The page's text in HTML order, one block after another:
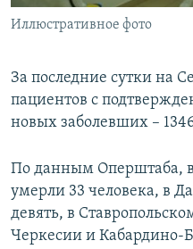
Иллюстративное фото
За последние сутки на
пациентов с
новых заболевших –
По данным Оперштаба,
умерли 33 человека, в
девять, в
Черкесии и Кабардино-